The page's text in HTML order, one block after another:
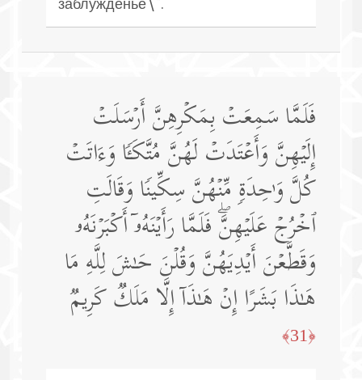
فَلَمَّا سَمِعَتۡ بِمَكۡرِهِنَّ أَرۡسَلَتۡ
إِلَیۡهِنَّ وَأَعۡتَدَتۡ لَهُنَّ مُتَّكَـࣰٔا وَءَاتَتۡ
كُلَّ وَ ٰ⁠حِدَةࣲ مِّنۡهُنَّ سِكِّینࣰا وَقَالَتِ
ٱخۡرُجۡ عَلَیۡهِنَّۖ فَلَمَّا رَأَیۡنَهُۥۤ أَكۡبَرۡنَهُۥ
وَقَطَّعۡنَ أَیۡدِیَهُنَّ وَقُلۡنَ حَـٰشَ لِلَّهِ مَا
هَـٰذَا بَشَرًا إِنۡ هَـٰذَاۤ إِلَّا مَلَكࣱ كَرِیمࣱ
﴿31﴾